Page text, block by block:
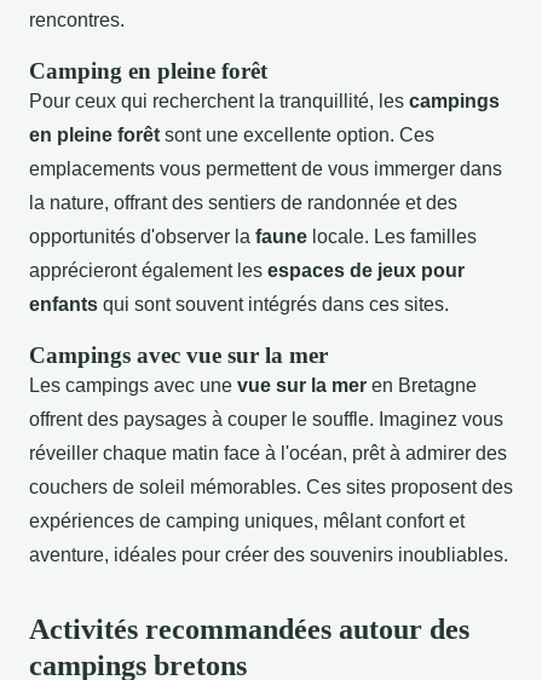
rencontres.
Camping en pleine forêt
Pour ceux qui recherchent la tranquillité, les campings
en pleine forêt sont une excellente option. Ces
emplacements vous permettent de vous immerger dans
la nature, offrant des sentiers de randonnée et des
opportunités d'observer la faune locale. Les familles
apprécieront également les espaces de jeux pour
enfants qui sont souvent intégrés dans ces sites.
Campings avec vue sur la mer
Les campings avec une vue sur la mer en Bretagne
offrent des paysages à couper le souffle. Imaginez vous
réveiller chaque matin face à l'océan, prêt à admirer des
couchers de soleil mémorables. Ces sites proposent des
expériences de camping uniques, mêlant confort et
aventure, idéales pour créer des souvenirs inoubliables.
Activités recommandées autour des
campings bretons